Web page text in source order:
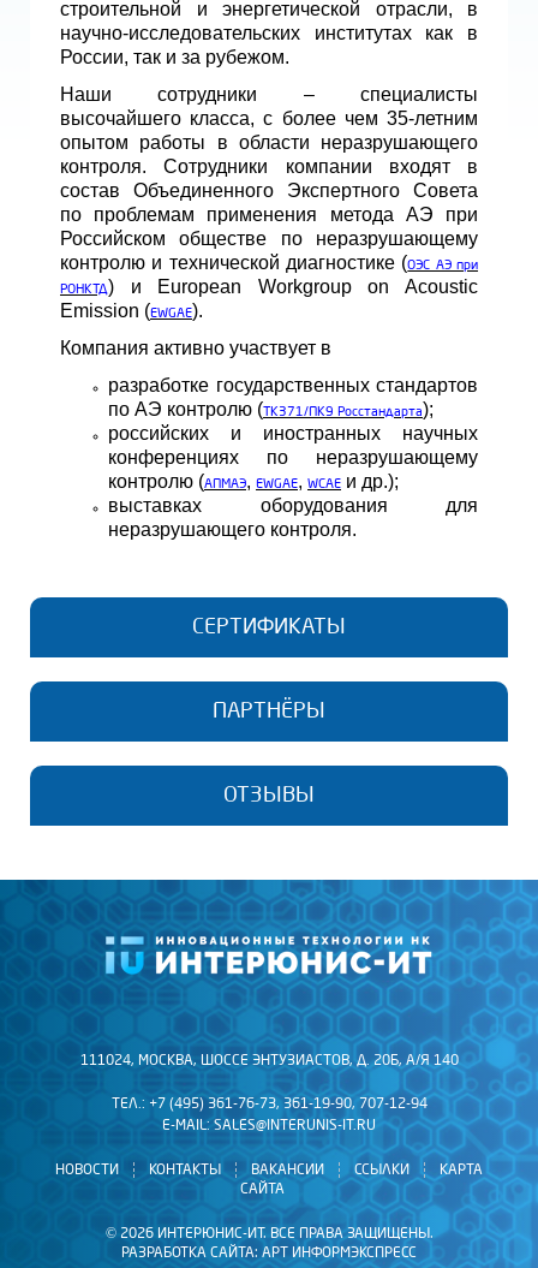
строительной и энергетической отрасли, в
научно-исследовательских институтах как в
России, так и за рубежом.
Наши сотрудники – специалисты
высочайшего класса, с более чем 35-летним
опытом работы в области неразрушающего
контроля. Сотрудники компании входят в
состав Объединенного Экспертного Совета
по проблемам применения метода АЭ при
Российском обществе по неразрушающему
контролю и технической диагностике (ОЭС АЭ при
РОНКТД) и
European Workgroup on Acoustic
Emission (EWGAE).
Компания активно участвует в
разработке государственных стандартов
по АЭ контролю ( ТК371/ПК9 Росстандарта);
российских и иностранных научных
конференциях по неразрушающему
контролю (АПМАЭ, EWGAE, WCAE и др.);
выставках оборудования для
неразрушающего контроля.
СЕРТИФИКАТЫ
Тип средств измерений. A-Line PCI/DDM/DS
Тип средств измерений. ЮНИСКОП
ПАРТНЁРЫ
ПАРТНЕРЫ
ОТЗЫВЫ
Рязанское гвардейское высшее воздушно-
десантное командное училище им. ген.
армии В.Ф. Маргелова
НОВОСТИ КОНТАКТЫ ВАКАНСИИ ССЫЛКИ
КАРТА
САЙТА
© 2026 ИНТЕРЮНИС-ИТ. ВСЕ ПРАВА ЗАЩИЩЕНЫ.
РАЗРАБОТКА САЙТА: АРТ ИНФОРМЭКСПРЕСС
111024, МОСКВА, ШОССЕ ЭНТУЗИАСТОВ, Д. 20Б, А/Я 140
ТЕЛ.: +7 (495) 361-76-73, 361-19-90, 707-12-94
E-MAIL: SALES@INTERUNIS-IT.RU